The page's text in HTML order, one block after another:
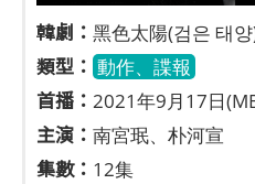
韓劇： 黑色太陽(검은 태
類型： 動作、諜報
首播： 2021年9月17日
主演： 南宮珉、朴河宣
集數： 12集